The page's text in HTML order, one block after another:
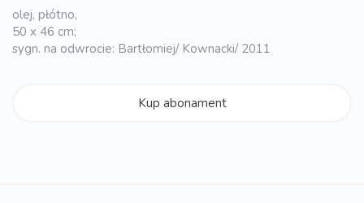
olej, płótno,
50 x 46 cm;
sygn. na odwrocie: Bartłomiej/ Kownacki/ 2011
Kup abonament